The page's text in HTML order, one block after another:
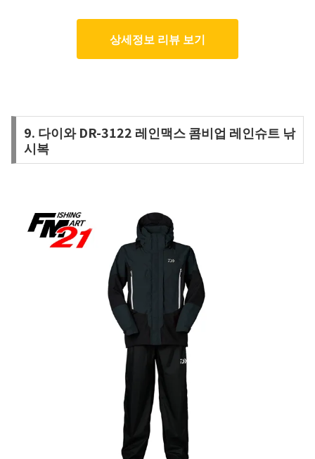
상세정보 리뷰 보기
9. 다이와 DR-3122 레인맥스 콤비업 레인슈트 낚
시복